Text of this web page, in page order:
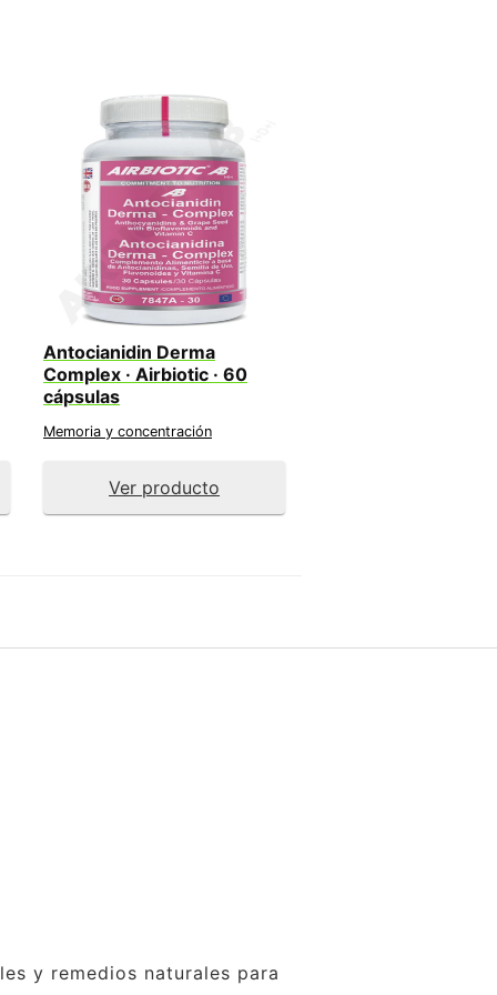
Antocianidin Derma
Complex · Airbiotic · 60
cápsulas
Memoria y concentración
Ver producto
y remedios naturales para